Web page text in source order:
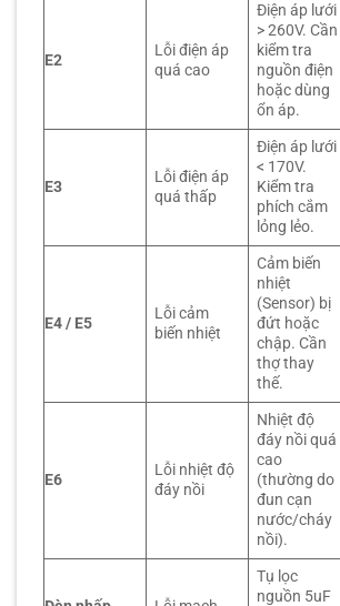
E2
Lỗi điện áp
quá cao
Điện áp lưới
> 260V. Cần
kiểm tra
nguồn điện
hoặc dùng
ổn áp.
E3
Lỗi điện áp
quá thấp
Điện áp lưới
< 170V.
Kiểm tra
phích cắm
lỏng lẻo.
E4 / E5
Lỗi cảm
biến nhiệt
Cảm biến
nhiệt
(Sensor) bị
đứt hoặc
chập. Cần
thợ thay
thế.
E6
Lỗi nhiệt độ
đáy nồi
Nhiệt độ
đáy nồi quá
cao
(thường do
đun cạn
nước/cháy
nồi).
Tụ lọc
nguồn 5uF